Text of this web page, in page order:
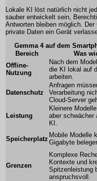
Lokale KI löst natürlich nicht
sauber entwickelt sein,
Antworten bleiben möglich.
private Daten ein Gerät
Gemma 4 auf dem
Bereich
Was
Offline-
Nutzung
Nach dem
die KI lokal auf
arbeiten.
Datenschutz
Anfragen
Verarbeitung
Cloud-Server
Leistung
Kleinere
aber schwächer
KI.
Speicherplatz
Mobile Modelle
Gigabyte
Grenzen
Komplexe
Kontexte und
Spitzenleistung
anspruchsvoll.